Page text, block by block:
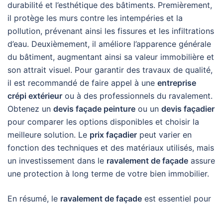
durabilité et l’esthétique des bâtiments. Premièrement,
il protège les murs contre les intempéries et la
pollution, prévenant ainsi les fissures et les infiltrations
d’eau. Deuxièmement, il améliore l’apparence générale
du bâtiment, augmentant ainsi sa valeur immobilière et
son attrait visuel. Pour garantir des travaux de qualité,
il est recommandé de faire appel à une entreprise
crépi extérieur ou à des professionnels du ravalement.
Obtenez un devis façade peinture ou un devis façadier
pour comparer les options disponibles et choisir la
meilleure solution. Le prix façadier peut varier en
fonction des techniques et des matériaux utilisés, mais
un investissement dans le ravalement de façade assure
une protection à long terme de votre bien immobilier.
En résumé, le ravalement de façade est essentiel pour